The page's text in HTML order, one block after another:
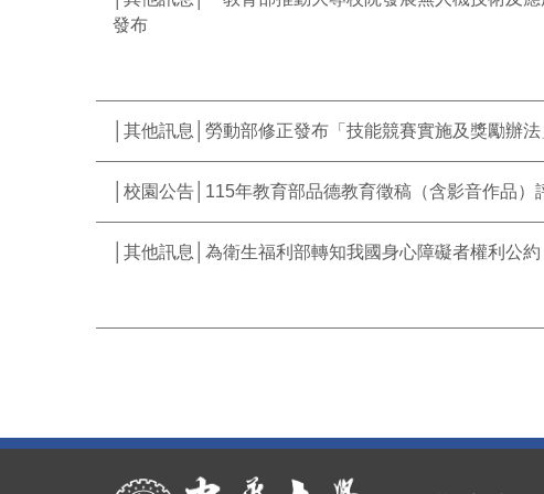
發布
│其他訊息│勞動部修正發布「技能競賽實施及獎勵辦
│校園公告│115年教育部品德教育徵稿（含影音作品
│其他訊息│為衛生福利部轉知我國身心障礙者權利公